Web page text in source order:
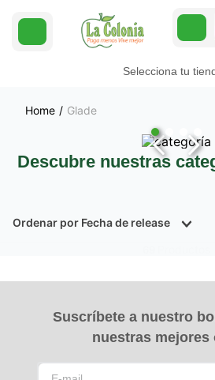
Selecciona tu
Glade
Descubre nuestras
Ordenar por Fecha de release
Suscríbete a nuestro
nuestras mejores